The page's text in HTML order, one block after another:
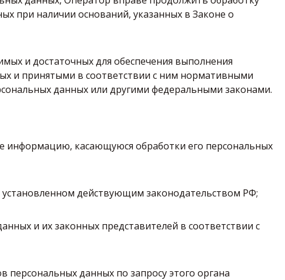
при наличии оснований, указанных в Законе о
и достаточных для обеспечения выполнения
и принятыми в соответствии с ним нормативными
данных или другими федеральными законами.
информацию, касающуюся обработки его персональных
действующим законодательством РФ;
и их законных представителей в соответствии с
данных по запросу этого органа